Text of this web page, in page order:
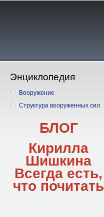
Энциклопедия
Вооружение
Структура вооруженных сил
БЛОГ
Кирилла
Шишкина
Всегда есть,
что почитать